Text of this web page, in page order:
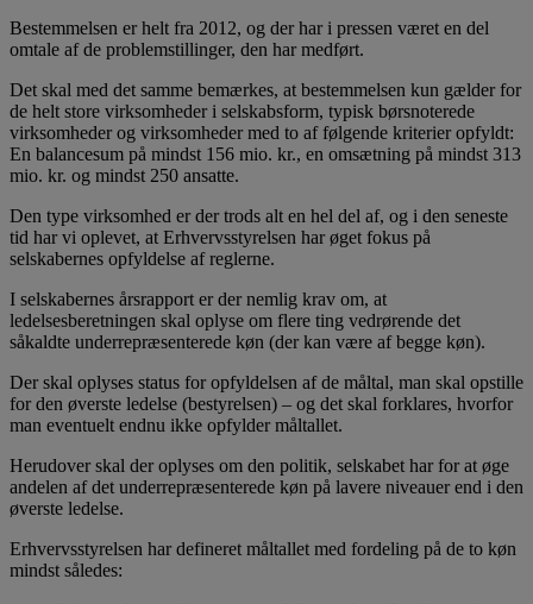
Bestemmelsen er helt fra 2012, og der har i pressen været en del
omtale af de problemstillinger, den har medført.
Det skal med det samme bemærkes, at bestemmelsen kun gælder for
de helt store virksomheder i selskabsform, typisk børsnoterede
virksomheder og virksomheder med to af følgende kriterier opfyldt:
En balancesum på mindst 156 mio. kr., en omsætning på mindst 313
mio. kr. og mindst 250 ansatte.
Den type virksomhed er der trods alt en hel del af, og i den seneste
tid har vi oplevet, at Erhvervsstyrelsen har øget fokus på
selskabernes opfyldelse af reglerne.
I selskabernes årsrapport er der nemlig krav om, at
ledelsesberetningen skal oplyse om flere ting vedrørende det
såkaldte underrepræsenterede køn (der kan være af begge køn).
Der skal oplyses status for opfyldelsen af de måltal, man skal opstille
for den øverste ledelse (bestyrelsen) – og det skal forklares, hvorfor
man eventuelt endnu ikke opfylder måltallet.
Herudover skal der oplyses om den politik, selskabet har for at øge
andelen af det underrepræsenterede køn på lavere niveauer end i den
øverste ledelse.
Erhvervsstyrelsen har defineret måltallet med fordeling på de to køn
mindst således: